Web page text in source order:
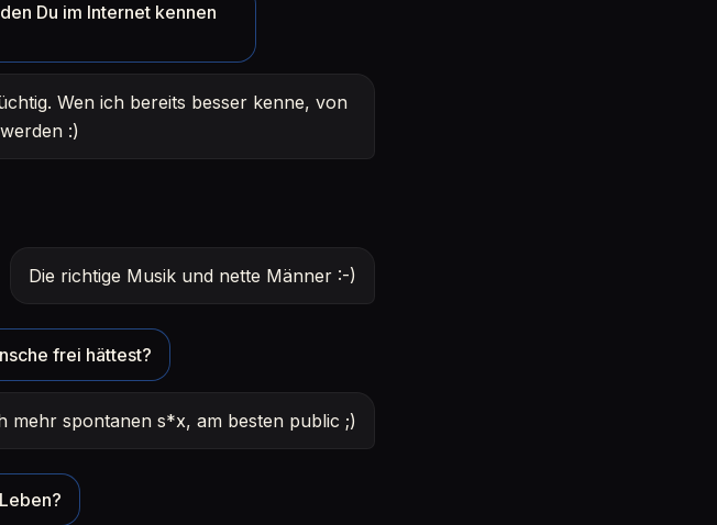
Du im Internet kennen
Wen ich bereits besser kenne, von
:)
Die richtige Musik und nette Männer :-)
frei hättest?
mehr spontanen s*x, am besten public ;)